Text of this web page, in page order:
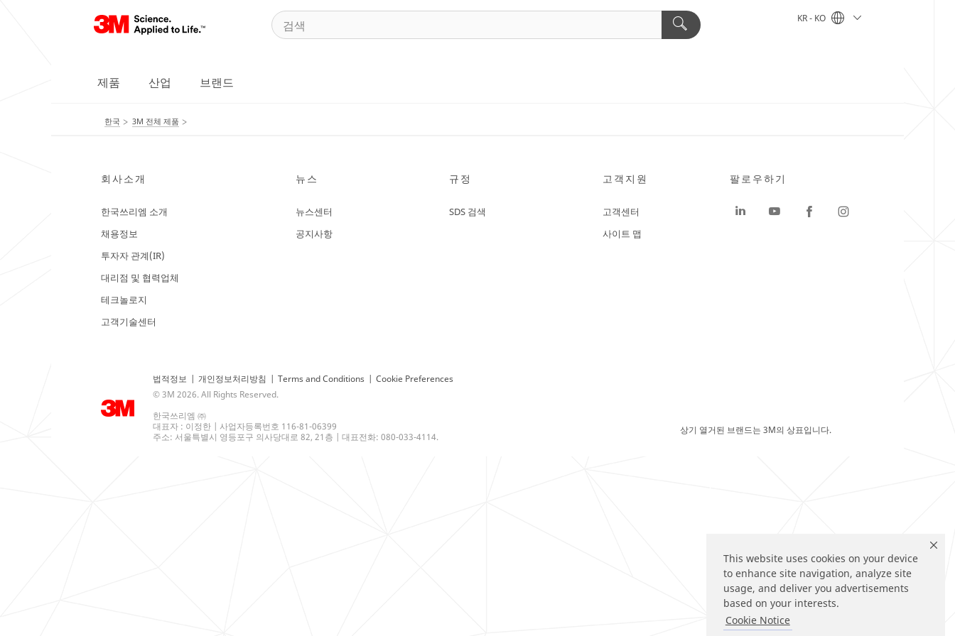
This website uses cookies on your device
to enhance site navigation, analyze site
usage, and deliver you advertisements
based on your interests.
Cookie Notice
KR - KO
제품 산업 브랜드
한국 3M 전체 제품
회사소개
한국쓰리엠 소개
채용정보
투자자 관계(IR)
대리점 및 협력업체
테크놀로지
고객기술센터
뉴스
뉴스센터
공지사항
규정
SDS 검색
고객지원
고객센터
사이트 맵
법적정보 | 개인정보처리방침 | Terms and Conditions | Cookie Preferences
© 3M 2026. All Rights Reserved.
한국쓰리엠 ㈜
대표자 : 이정한 | 사업자등록번호 116-81-06399
주소: 서울특별시 영등포구 의사당대로 82, 21층 | 대표전화: 080-033-4114.
팔로우하기
상기 열거된 브랜드는 3M의 상표입니다.